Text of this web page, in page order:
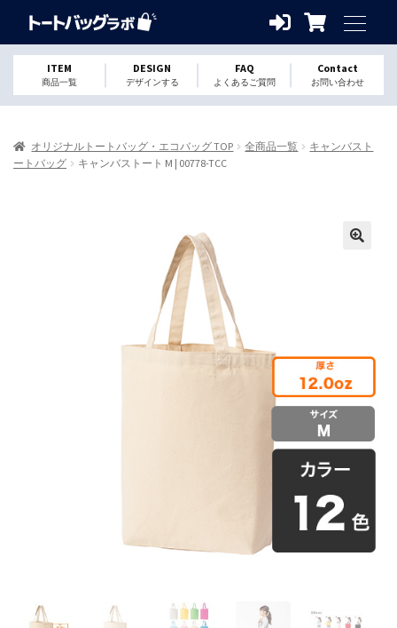
ITEM
商品一覧
DESIGN
デザインする
FAQ
よくあるご質問
Contact
お問い合わせ
オリジナルトートバッグ・エコバッグ TOP 全商品一覧
キャンバスト
ートバッグ
キャンバストート M | 00778-TCC